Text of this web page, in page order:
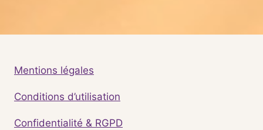
Mentions légales
Conditions d’utilisation
Confidentialité & RGPD